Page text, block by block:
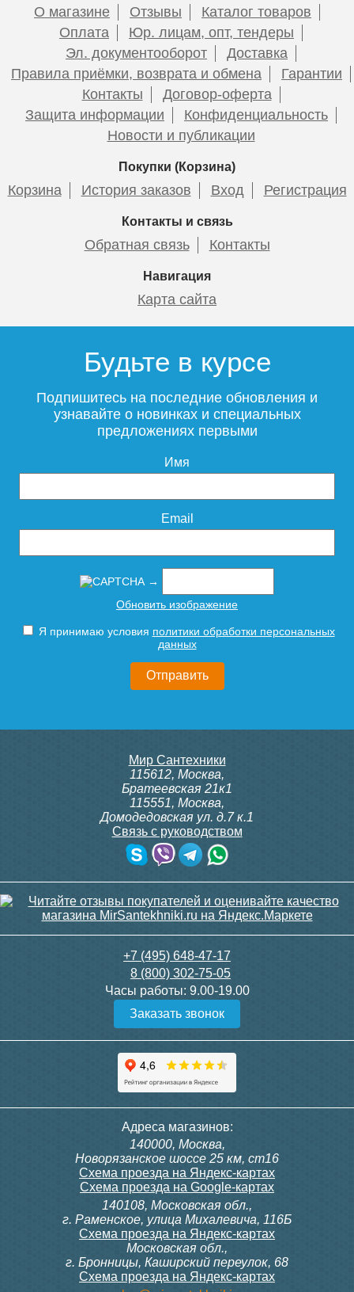
О магазине Отзывы
Каталог товаров
Оплата
Юр. лицам, опт, тендеры
Эл. документооборот
Доставка
Правила приёмки, возврата и обмена
Гарантии
Контакты
Договор-оферта
Защита информации
Конфиденциальность
Новости и публикации
Покупки (Корзина)
Корзина История заказов Вход Регистрация
Контакты и связь
Обратная связь Контакты
Навигация
Карта сайта
Будьте в курсе
Подпишитесь на последние обновления и
узнавайте о новинках и специальных
предложениях первыми
Имя
Email
→
Обновить изображение
Я принимаю условия политики обработки персональных
данных
Мир Сантехники
115612, Москва,
Братеевская 21к1
115551, Москва,
Домодедовская ул. д.7 к.1
Связь с руководством
+7 (495) 648-47-17
8 (800) 302-75-05
Часы работы: 9.00-19.00
Заказать звонок
Адреса магазинов:
140000, Москва,
Новорязанское шоссе 25 км, ст16
Схема проезда на Яндекс-картах
Схема проезда на Google-картах
140108, Московская обл.,
г. Раменское, улица Михалевича, 116Б
Схема проезда на Яндекс-картах
Московская обл.,
г. Бронницы, Каширский переулок, 68
Схема проезда на Яндекс-картах